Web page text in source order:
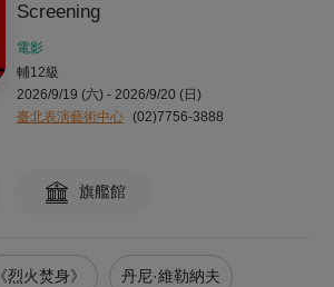
Screening
電影
輔12級
2026/9/19 (六) - 2026/9/20 (日)
臺北表演藝術中心 (02)7756-3888
旗艦館
《烈火焚身》 丹尼·維勒納夫